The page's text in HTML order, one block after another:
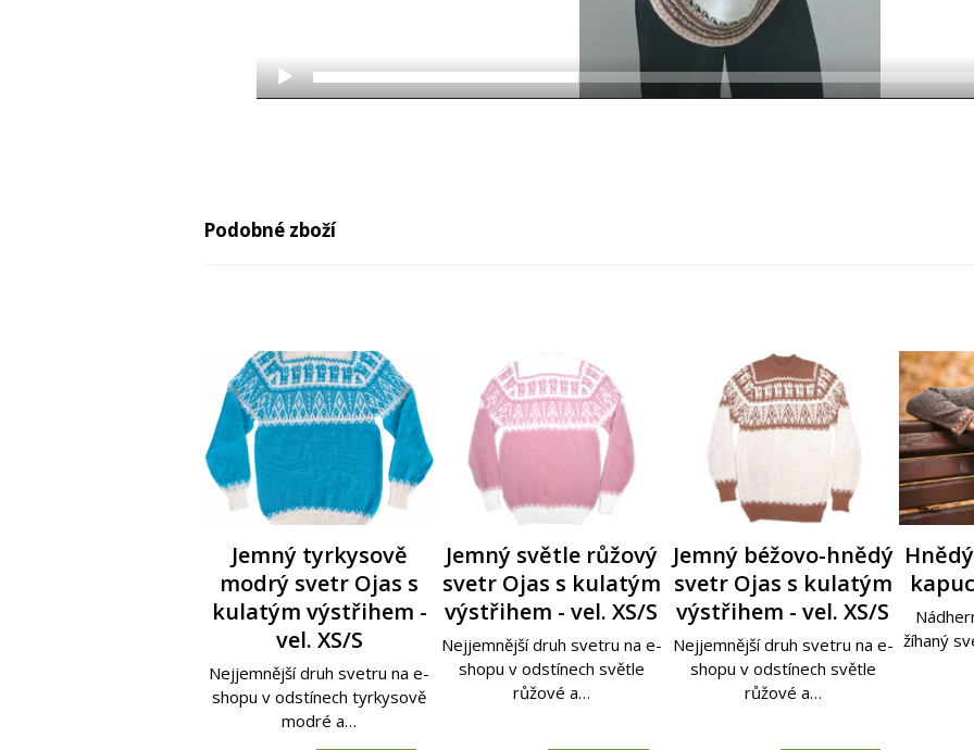
Podobné zboží
Jemný tyrkysově
modrý svetr Ojas s
kulatým výstřihem -
vel. XS/S
Nejjemnější druh svetru na e-
shopu v odstínech tyrkysově
modré a…
Jemný světle růžový
svetr Ojas s kulatým
výstřihem - vel. XS/S
Nejjemnější druh svetru na e-
shopu v odstínech světle
růžové a…
Jemný béžovo-hnědý
svetr Ojas s kulatým
výstřihem - vel. XS/S
Nejjemnější druh svetru na e-
shopu v odstínech světle
růžové a…
žíhaný
Světle hnědý svetr s
kapucí - Quiro - vel. S
Nádherný měkoučký světle
hnědý svetr s kapucí ze 100%
alpaky,…
Tmavě zelený svetr s
kapucí - Quiro - vel.
XS
Nádherný měkoučký tmavě
zelený svetr s kapucí ze 100%
alpaky,…
Červený žíhaný svetr
s kapucí - Quiro - vel.
S
Nádherný měkoučký červený
žíhaný svetr s kapucí ze 100%
alpaky,…
-
svetr s
Medově hnědý svetr
s kapucí - Quiro - vel.
S
Nádherný měkoučký medově
hnědý svetr s kapucí ze 100%
alpaky,…
Světle modrý svetr s
kapucí - Quiro - vel. S
Nádherný měkoučký světle
modrý svetr s kapucí ze 100%
alpaky,…
Cihlově červený svetr
s kapucí - Quiro - vel.
S
Nádherný měkoučký cihlově
červený svetr s kapucí ze
100% alpaky,…
-
svetr s